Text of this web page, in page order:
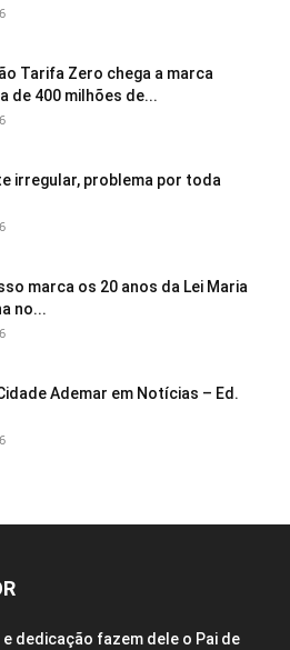
Tarifa Zero chega a marca
de 400 milhões de...
irregular, problema por toda
marca os 20 anos da Lei Maria
no...
Ademar em Notícias – Ed.
e dedicação fazem dele o Pai de